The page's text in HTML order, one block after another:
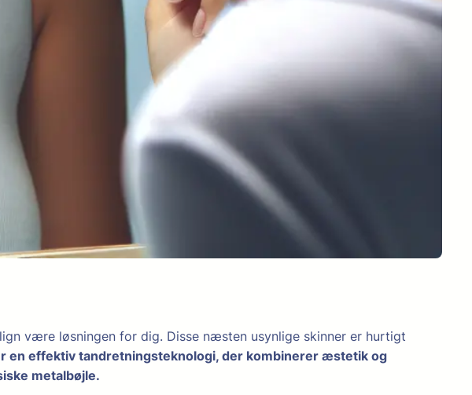
være løsningen for dig. Disse næsten usynlige skinner er hurtigt
en effektiv tandretningsteknologi, der kombinerer æstetik og
metalbøjle.